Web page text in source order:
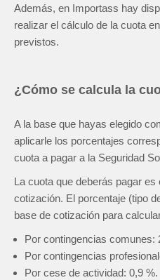
Además, en Importass hay
realizar el cálculo de la cuota
previstos.
¿Cómo se calcula la
A la base que hayas elegido
aplicarle los porcentajes
cuota a pagar a la Seguridad
La cuota que deberás pagar es
cotización. El porcentaje (tipo
base de cotización para
Por contingencias comunes:
Por contingencias
Por cese de actividad: 0,9 %.